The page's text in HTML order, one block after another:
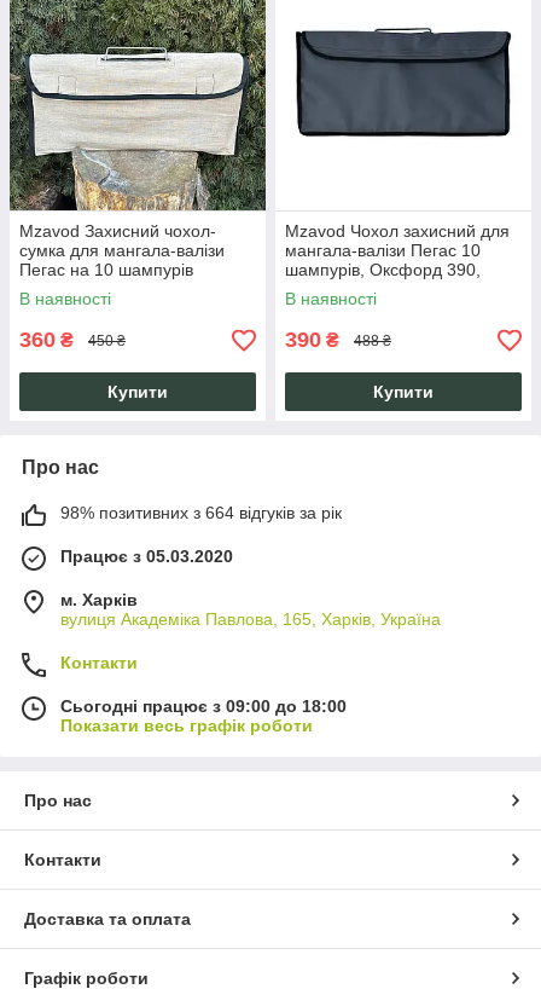
Mzavod Захисний чохол-
сумка для мангала-валізи
Пегас на 10 шампурів
Оксфорд білий
В наявності
360 ₴ 450 ₴
Купити
Mzavod Чохол захисний для
мангала-валізи Пегас 10
шампурів, Оксфорд 390,
сірий, похідний
В наявності
390 ₴ 488 ₴
Купити
Про нас
98% позитивних з 664 відгуків за рік
Працює з 05.03.2020
м. Харків
вулиця Академіка Павлова, 165, Харків, Україна
Контакти
Сьогодні працює з 09:00 до 18:00
Показати весь графік роботи
Про нас
Контакти
Доставка та оплата
Графік роботи